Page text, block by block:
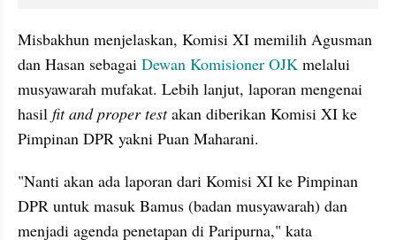
Misbakhun menjelaskan, Komisi XI memilih Agusman
dan Hasan sebagai Dewan Komisioner OJK melalui
musyawarah mufakat. Lebih lanjut, laporan mengenai
hasil fit and proper test akan diberikan Komisi XI ke
Pimpinan DPR yakni Puan Maharani.
"Nanti akan ada laporan dari Komisi XI ke Pimpinan
DPR untuk masuk Bamus (badan musyawarah) dan
menjadi agenda penetapan di Paripurna," kata